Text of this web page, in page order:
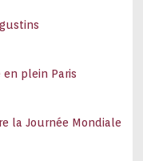
en plein Paris
la Journée Mondiale